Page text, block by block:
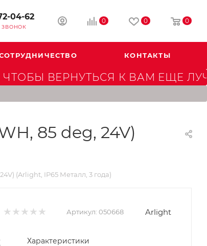
04-62
ЗВОНОК
0 0 0
КОНТАКТЫ
ВЕРНУТЬСЯ К ВАМ ЕЩЕ
85 deg, 24V)
(Arlight, IP65 Металл, 3 года)
Артикул: 050668 Arlight
Характеристики